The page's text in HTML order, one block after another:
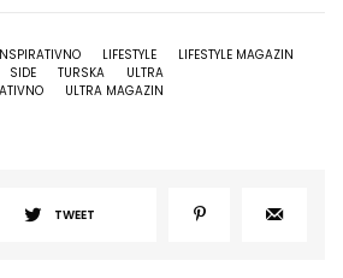
LIFESTYLE
LIFESTYLE MAGAZIN
SIDE TURSKA
ULTRA
ULTRA MAGAZIN
TWEET